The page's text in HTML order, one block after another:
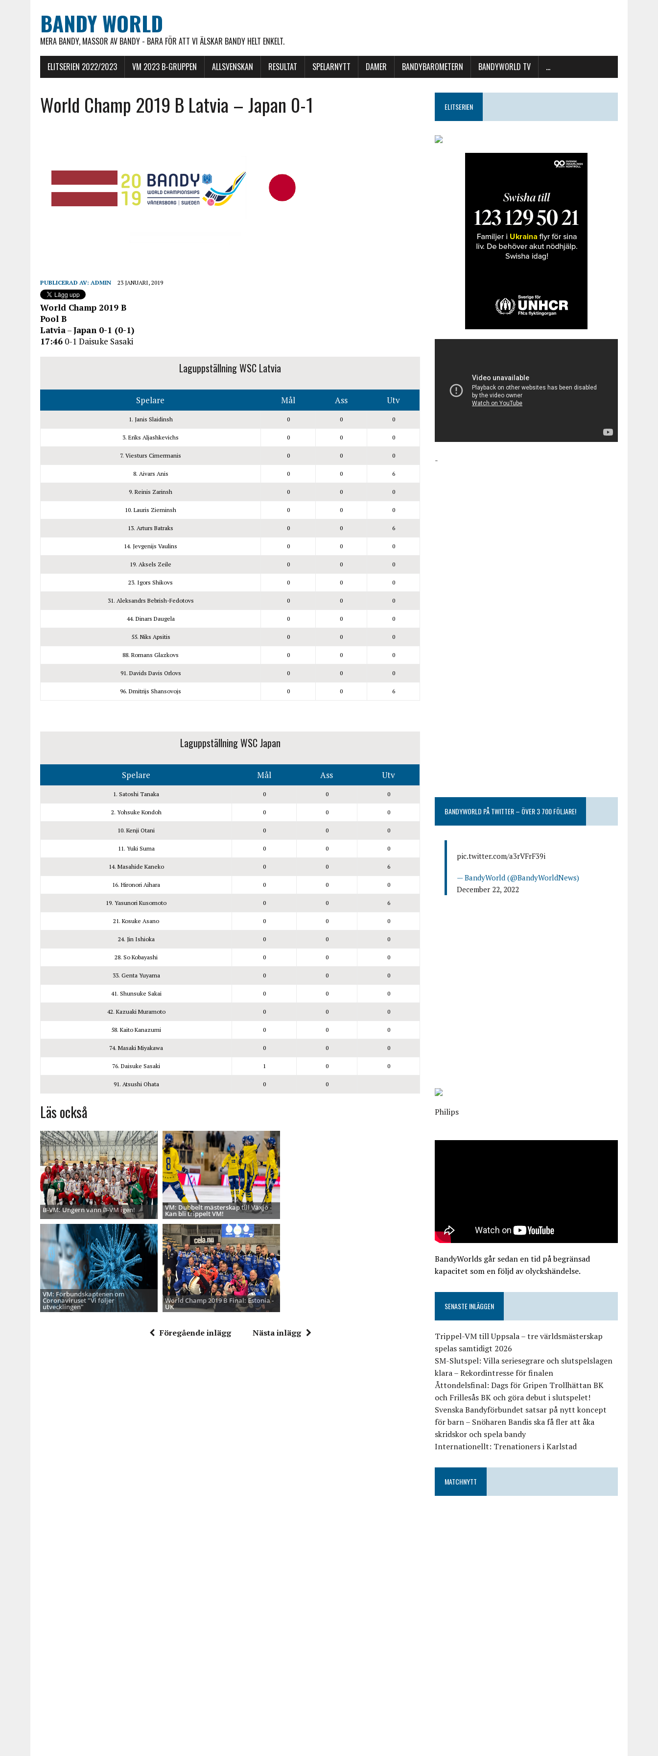
BANDY WORLD
MERA BANDY, MASSOR AV BANDY - BARA FÖR ATT VI ÄLSKAR BANDY HELT ENKELT.
ELITSERIEN 2022/2023 VM 2023 B-GRUPPEN ALLSVENSKAN RESULTAT SPELARNYTT DAMER BANDYBAROMETERN BANDYWORLD TV …
World Champ 2019 B Latvia – Japan 0-1
PUBLICERAD AV: ADMIN 23 JANUARI, 2019
World Champ 2019 B
Pool B
Latvia–Japan 0-1 (0-1)
17:46 0-1 Daisuke Sasaki
Laguppställning WSC Latvia
Spelare Mål Ass Utv
1. Janis Slaidinsh 0 0 0
3. Eriks Aljashkevichs 0 0 0
7. Viesturs Cimermanis 0 0 0
8. Aivars Anis 0 0 6
9. Reinis Zarinsh 0 0 0
10. Lauris Zieminsh 0 0 0
13. Arturs Batraks 0 0 6
14. Jevgenijs Vaulins 0 0 0
19. Aksels Zeile 0 0 0
23. Igors Shikovs 0 0 0
31. Aleksandrs Bebrish-Fedotovs 0 0 0
44. Dinars Daugela 0 0 0
55. Niks Apsitis 0 0 0
88. Romans Glazkovs 0 0 0
91. Davids Davis Orlovs 0 0 0
96. Dmitrijs Shansovojs 0 0 6
Laguppställning WSC Japan
Spelare Mål Ass Utv
1. Satoshi Tanaka 0 0 0
2. Yohsuke Kondoh 0 0 0
10. Kenji Otani 0 0 0
11. Yuki Suma 0 0 0
14. Masahide Kaneko 0 0 6
16. Hironori Aihara 0 0 0
19. Yasunori Kusomoto 0 0 6
21. Kosuke Asano 0 0 0
24. Jin Ishioka 0 0 0
28. So Kobayashi 0 0 0
33. Genta Yuyama 0 0 0
41. Shunsuke Sakai 0 0 0
42. Kazuaki Muramoto 0 0 0
58. Kaito Kanazumi 0 0 0
74. Masaki Miyakawa 0 0 0
76. Daisuke Sasaki 1 0 0
91. Atsushi Ohata 0 0
Läs också
B-VM: Ungern vann B-VM igen! VM: Dubbelt mästerskap till Växjö -
Kan bli trippelt VM!
VM: Förbundskaptenen om
Coronaviruset "Vi följer
utvecklingen"
World Champ 2019 B Final: Estonia -
UK
Föregående inlägg Nästa inlägg
ELITSERIEN
-
BANDYWORLD PÅ TWITTER – ÖVER 3 700 FÖLJARE!
pic.twitter.com/a3rVFrF39i
— BandyWorld (@BandyWorldNews)
December 22, 2022
Philips
BandyWorlds går sedan en tid på begränsad
kapacitet som en följd av olyckshändelse.
SENASTE INLÄGGEN
Trippel-VM till Uppsala – tre världsmästerskap
spelas samtidigt 2026
SM-Slutspel: Villa seriesegrare och slutspelslagen
klara – Rekordintresse för finalen
Åttondelsfinal: Dags för Gripen Trollhättan BK
och Frillesås BK och göra debut i slutspelet!
Svenska Bandyförbundet satsar på nytt koncept
för barn – Snöharen Bandis ska få fler att åka
skridskor och spela bandy
Internationellt: Trenationers i Karlstad
MATCHNYTT